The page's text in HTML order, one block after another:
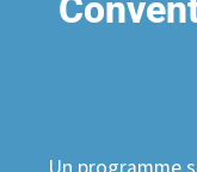
Un programme